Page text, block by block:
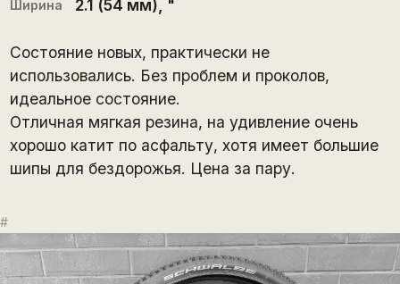
Ширина 2.1 (54 мм) , "
Состояние новых, практически не
использовались. Без проблем и проколов,
идеальное состояние.
Отличная мягкая резина, на удивление очень
хорошо катит по асфальту, хотя имеет большие
шипы для бездорожья. Цена за пару.
#